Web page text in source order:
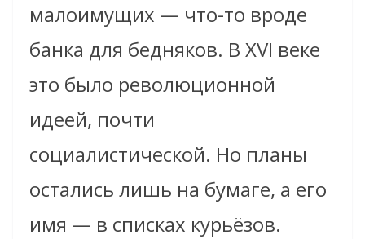
малоимущих — что-то вроде
банка для бедняков. В XVI веке
это было революционной
идеей, почти
социалистической. Но планы
остались лишь на бумаге, а его
имя — в списках курьёзов.